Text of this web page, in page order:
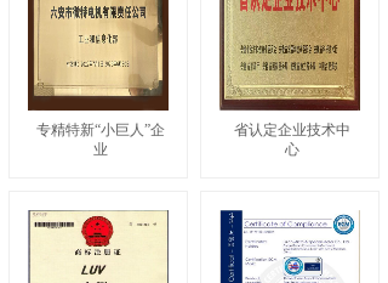
专精特新“小巨人”企
业
省认定企业技术中
心